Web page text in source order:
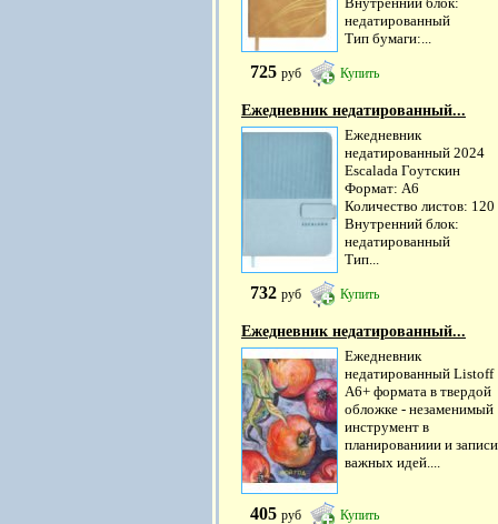
недатированный
Тип бумаги:...
725 руб Купить
Ежедневник недатированный...
Ежедневник
недатированный 2024
Escalada Гоутскин
Формат: А6
Количество листов: 120
Внутренний блок:
недатированный
Тип...
732 руб Купить
Ежедневник недатированный...
Ежедневник
недатированный Listoff
А6+ формата в твердой
обложке - незаменимый
инструмент в
планированиии и записи
важных идей....
405 руб Купить